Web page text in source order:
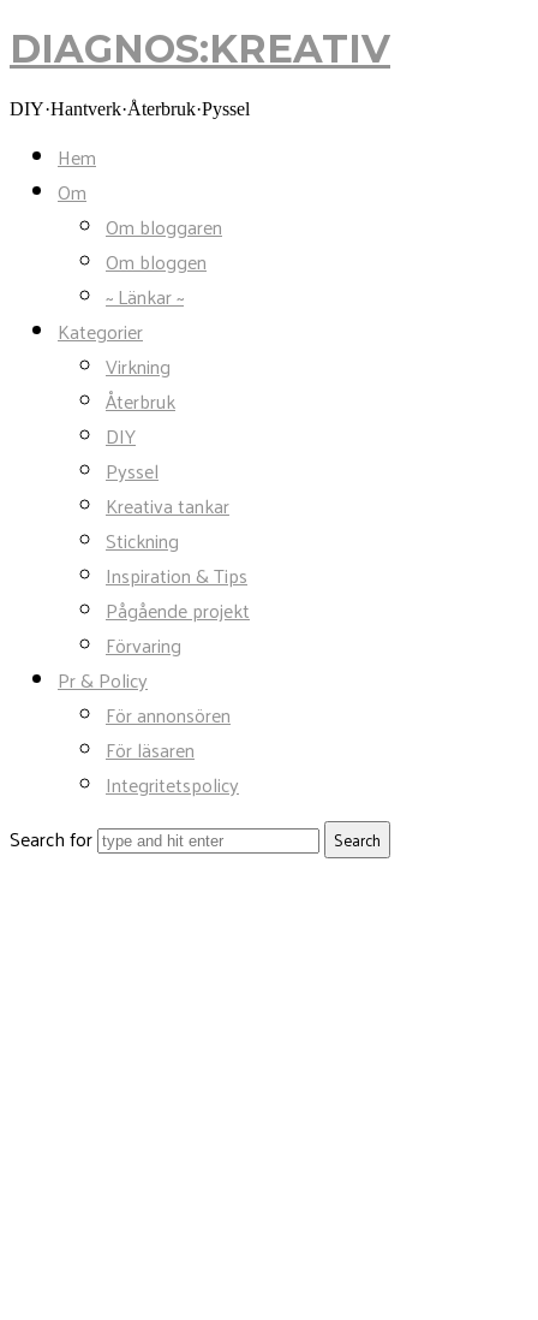
DIAGNOS:KREATIV
DIAGNOS:KREATIV
DIY·Hantverk·Återbruk·Pyssel
Hem
Om
Om bloggaren
Om bloggen
~ Länkar ~
Kategorier
Virkning
Återbruk
DIY
Pyssel
Kreativa tankar
Stickning
Inspiration & Tips
Pågående projekt
Förvaring
Pr & Policy
För annonsören
För läsaren
Integritetspolicy
Search for